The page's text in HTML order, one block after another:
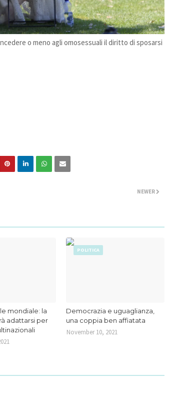
o meno agli omosessuali il diritto di sposarsi
NEWER
mondiale: la
adattarsi per
POLITICA
Democrazia e uguaglianza,
una coppia ben affiatata
November 10, 2021